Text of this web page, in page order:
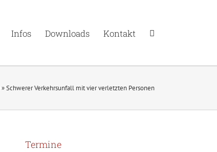
Infos Downloads Kontakt
»Schwerer Verkehrsunfall mit vier verletzten Personen
Termine